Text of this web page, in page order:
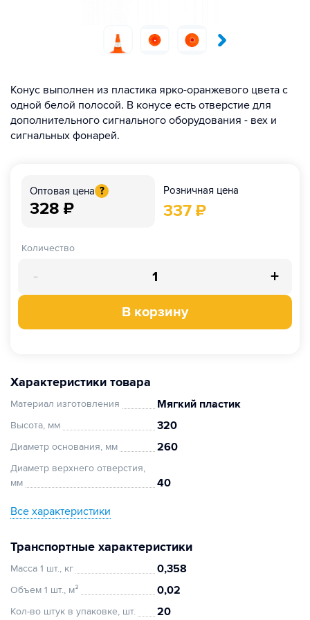
Конус выполнен из пластика ярко-оранжевого цвета с
одной белой полосой. В конусе есть отверстие для
дополнительного сигнального оборудования - вех и
сигнальных фонарей.
Оптовая цена ?
328 ₽
Розничная цена
337 ₽
Количество
- +
В корзину
Характеристики товара
Материал изготовления Мягкий пластик
Высота, мм 320
Диаметр основания, мм 260
Диаметр верхнего отверстия,
мм
40
Все характеристики
Транспортные характеристики
Масса 1 шт., кг 0,358
Объем 1 шт., м³ 0,02
Кол-во штук в упаковке, шт. 20